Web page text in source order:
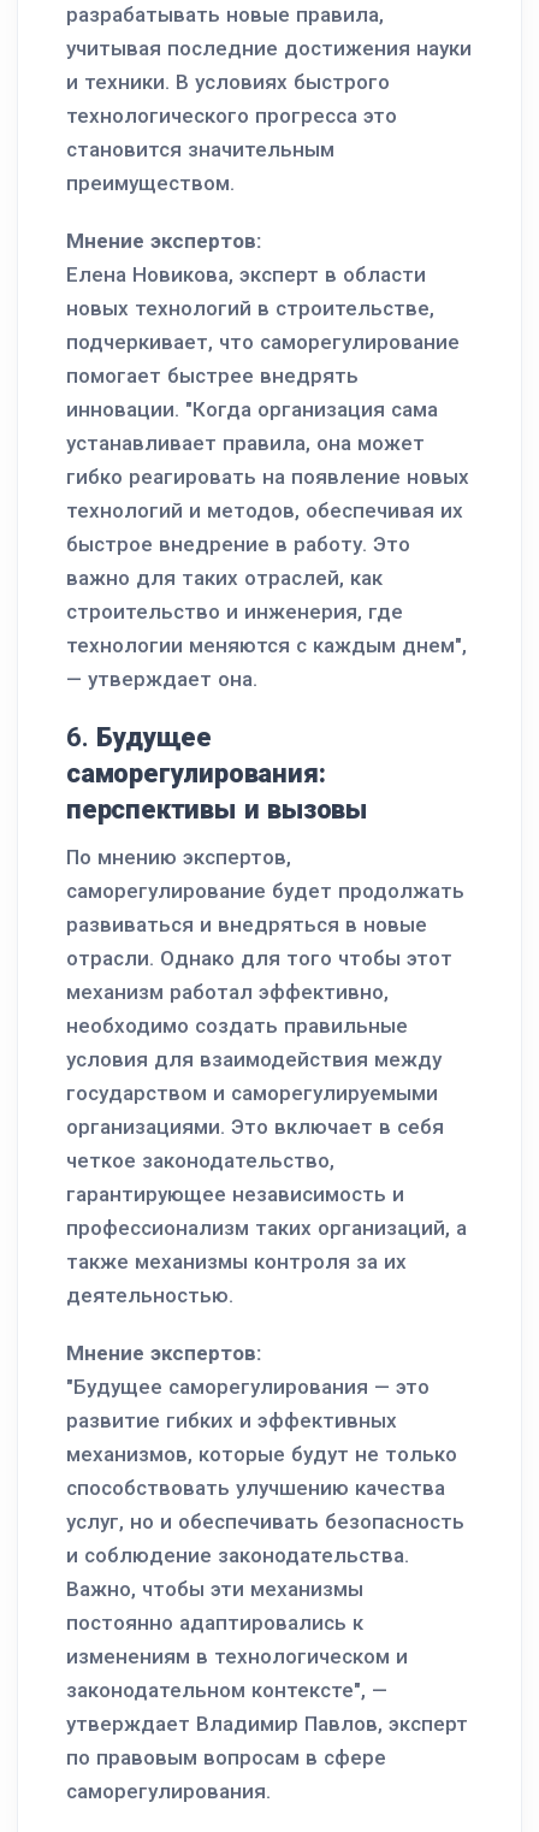
разрабатывать новые правила,
учитывая последние достижения науки
и техники. В условиях быстрого
технологического прогресса это
становится значительным
преимуществом.
Мнение экспертов:
Елена Новикова, эксперт в области
новых технологий в строительстве,
подчеркивает, что саморегулирование
помогает быстрее внедрять
инновации. "Когда организация сама
устанавливает правила, она может
гибко реагировать на появление новых
технологий и методов, обеспечивая их
быстрое внедрение в работу. Это
важно для таких отраслей, как
строительство и инженерия, где
технологии меняются с каждым днем",
— утверждает она.
6. Будущее
саморегулирования:
перспективы и вызовы
По мнению экспертов,
саморегулирование будет продолжать
развиваться и внедряться в новые
отрасли. Однако для того чтобы этот
механизм работал эффективно,
необходимо создать правильные
условия для взаимодействия между
государством и саморегулируемыми
организациями. Это включает в себя
четкое законодательство,
гарантирующее независимость и
профессионализм таких организаций, а
также механизмы контроля за их
деятельностью.
Мнение экспертов:
"Будущее саморегулирования — это
развитие гибких и эффективных
механизмов, которые будут не только
способствовать улучшению качества
услуг, но и обеспечивать безопасность
и соблюдение законодательства.
Важно, чтобы эти механизмы
постоянно адаптировались к
изменениям в технологическом и
законодательном контексте", —
утверждает Владимир Павлов, эксперт
по правовым вопросам в сфере
саморегулирования.